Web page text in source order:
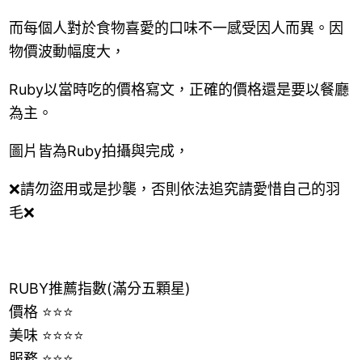
而每個人對於食物喜愛的口味不一感受因人而異。因
物價波動幅度大，
Ruby以當時吃的價格寫文，正確的價格還是要以餐廳
為主。
圖片皆為Ruby拍攝與完成，
❌請勿盜用或是抄襲，否則依法追究請愛惜自己的羽
毛❌
RUBY推薦指數(滿分五顆星)
價格 ⭐⭐⭐
美味 ⭐⭐⭐⭐